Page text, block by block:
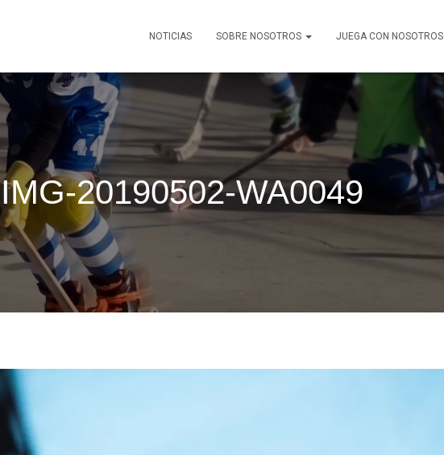
NOTICIAS SOBRE NOSOTROS JUEGA CON NOSOTROS
IMG-20190502-WA0049